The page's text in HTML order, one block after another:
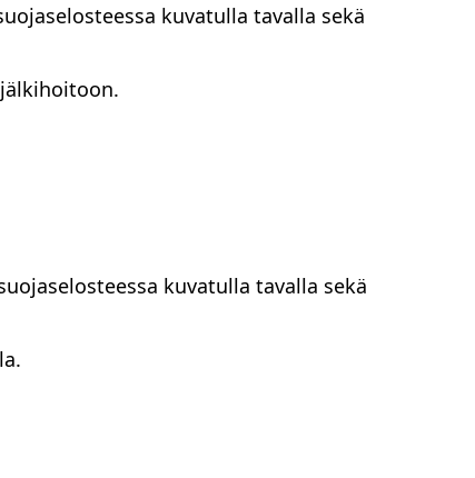
kuvatulla tavalla sekä
kuvatulla tavalla sekä